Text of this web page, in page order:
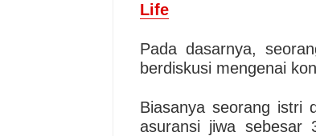
Life
Pada dasarnya,
berdiskusi mengenai
Biasanya seorang istri
asuransi jiwa sebesar